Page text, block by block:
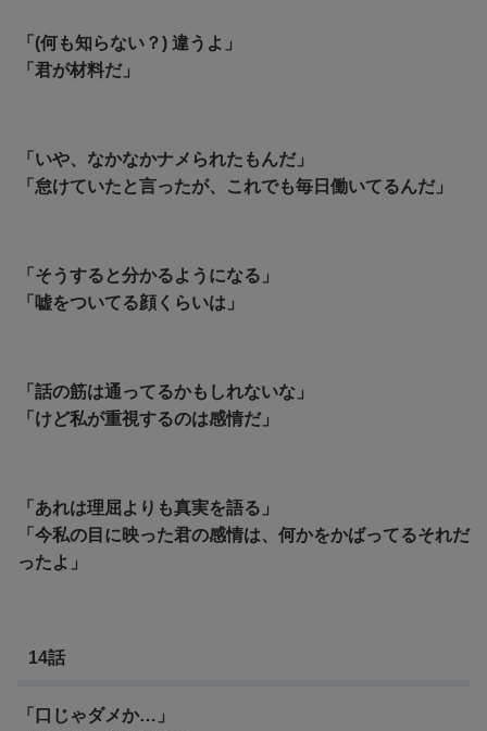
「(何も知らない？) 違うよ」
「君が材料だ」
「いや、なかなかナメられたもんだ」
「怠けていたと言ったが、これでも毎日働いてるんだ」
「そうすると分かるようになる」
「嘘をついてる顔くらいは」
「話の筋は通ってるかもしれないな」
「けど私が重視するのは感情だ」
「あれは理屈よりも真実を語る」
「今私の目に映った君の感情は、何かをかばってるそれだ
ったよ」
14話
「口じゃダメか…」